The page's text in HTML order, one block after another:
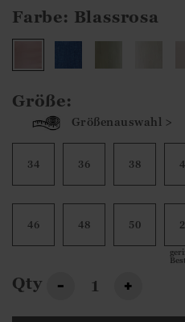
Farbe: Blassrosa
Größe:
Größenauswahl >
34 36 38
46 48 50
Qty - +